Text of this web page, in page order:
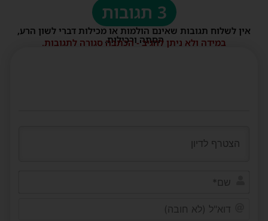
3 תגובות
אין לשלוח תגובות שאינם הולמות או מכילות דברי לשון הרע,
הסתה ורכילות.
במידה ולא ניתן להגיב - הכתבה סגורה לתגובות.